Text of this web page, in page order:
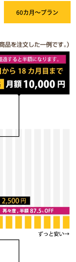
60カ月～プラン